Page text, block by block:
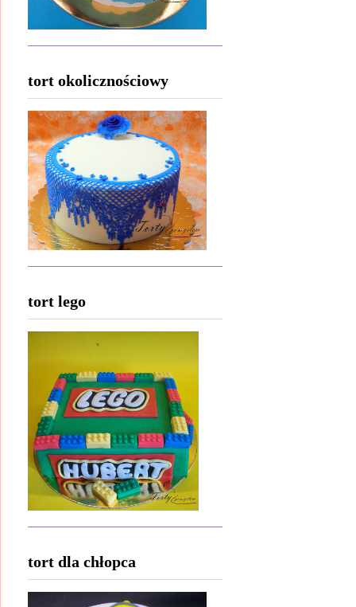
tort okolicznościowy
tort lego
tort dla chłopca